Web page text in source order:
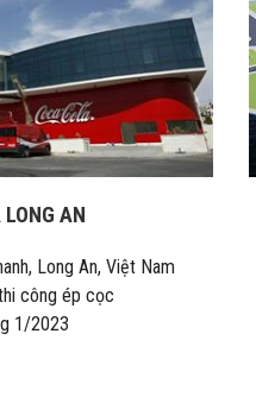
AN
Long An, Việt Nam
công ép cọc
1/2023